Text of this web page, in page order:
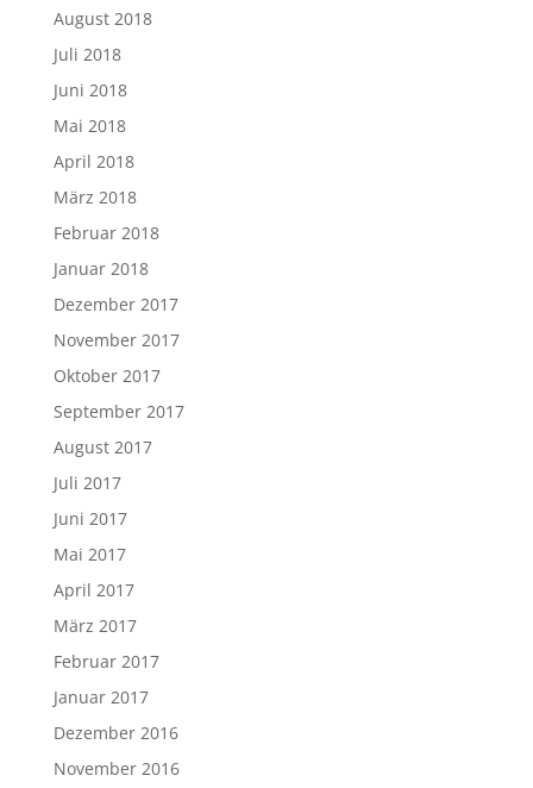
August 2018
Juli 2018
Juni 2018
Mai 2018
April 2018
März 2018
Februar 2018
Januar 2018
Dezember 2017
November 2017
Oktober 2017
September 2017
August 2017
Juli 2017
Juni 2017
Mai 2017
April 2017
März 2017
Februar 2017
Januar 2017
Dezember 2016
November 2016